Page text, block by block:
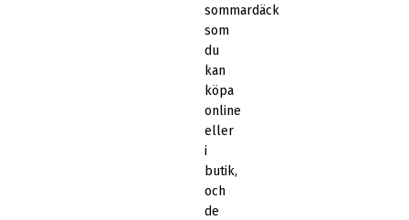
sommardäck
som
du
kan
köpa
online
eller
i
butik,
och
de